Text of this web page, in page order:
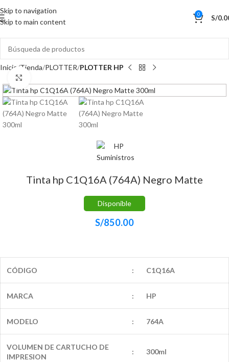
Skip to navigation
Skip to main content
0 S/
Inicio Tienda PLOTTER PLOTTER HP
Tinta hp C1Q16A (764A) Negro Matte
Disponible
S/850.00
CÓDIGO : C1Q16A
MARCA : HP
MODELO : 764A
VOLUMEN DE CARTUCHO DE
IMPRESION
: 300ml